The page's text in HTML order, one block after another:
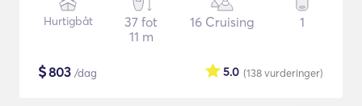
Hurtigbåt
37 fot
11 m
16 Cruising 1
$803 /dag (138vurderinger)
5.0